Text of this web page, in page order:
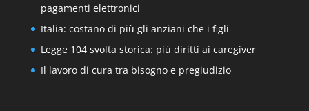
pagamenti elettronici
Italia: costano di più gli anziani che i figli
Legge 104 svolta storica: più diritti ai caregiver
Il lavoro di cura tra bisogno e pregiudizio